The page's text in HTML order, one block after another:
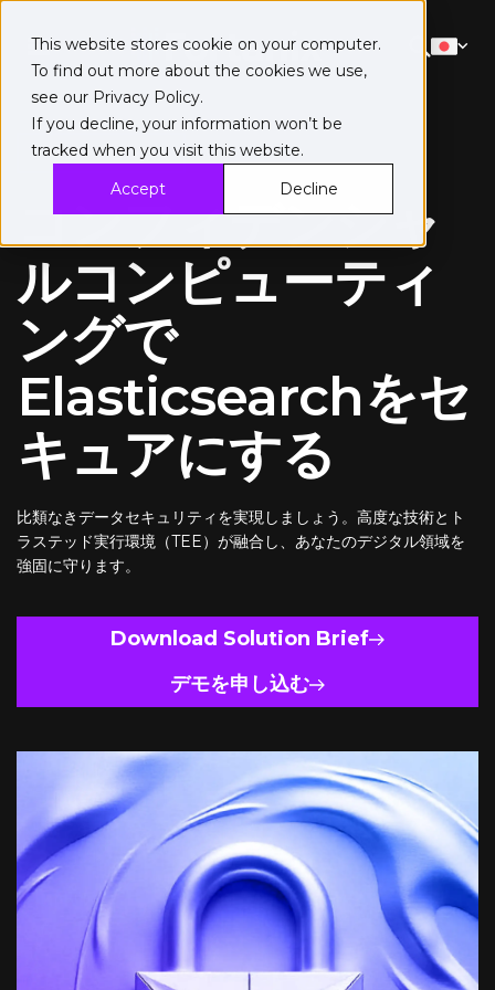
This website stores cookie on your computer.
To find out more about the cookies we use,
see our Privacy Policy.
If you decline, your information won’t be
tracked when you visit this website.
Accept
Decline
ソリューション概要
コンフィデンシャ
ルコンピューティ
ングで
Elasticsearchをセ
キュアにする
比類なきデータセキュリティを実現しましょう。高度な技術とト
ラステッド実行環境（TEE）が融合し、あなたのデジタル領域を
強固に守ります。
Download Solution Brief
デモを申し込む